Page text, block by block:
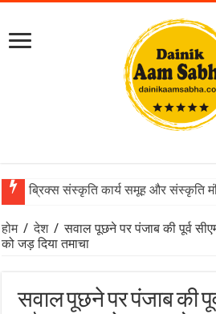
ब्रिक्स संस्कृति कार्य समूह और संस्कृति
होम / देश / सवाल पूछने पर पंजाब की पूर्व
को जड़ दिया तमाचा
सवाल पूछने पर पंजाब की